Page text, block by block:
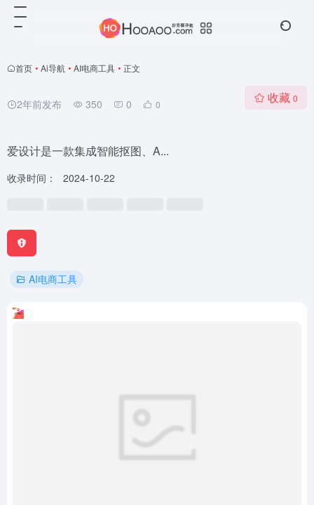
首页 • Ai导航 • AI电商工具 • 正文
2年前发布 350 0 0 收藏 0
爱设计是一款集成智能抠图、A...
收录时间： 2024-10-22
AI电商工具